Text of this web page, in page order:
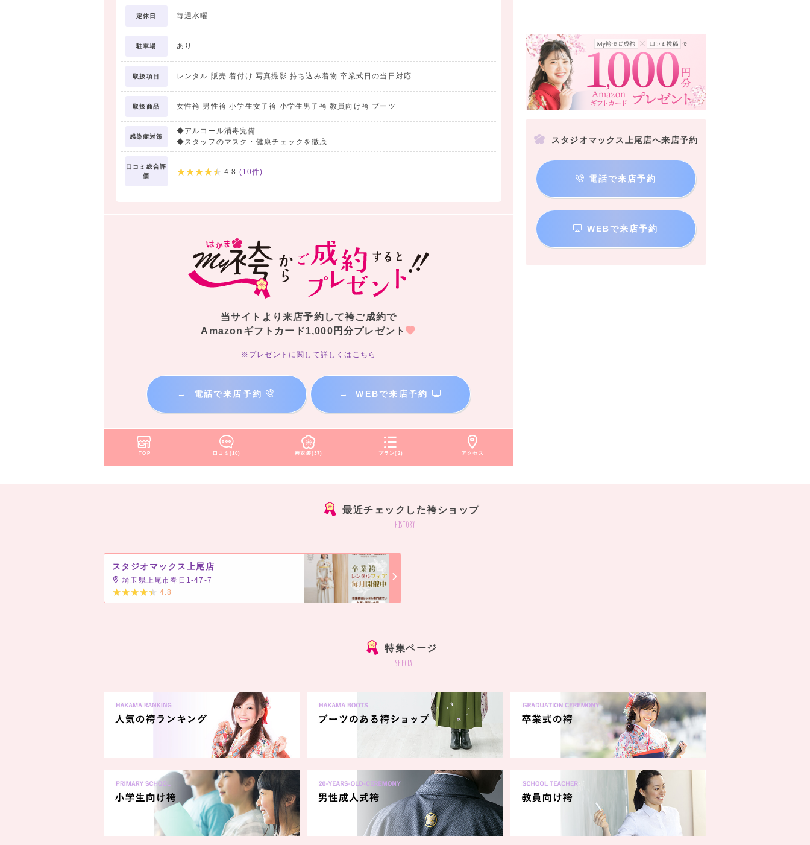
定休日 毎週水曜
駐車場 あり
取扱項目 レンタル 販売 着付け 写真撮影 持ち込み着物 卒業式日の当日対応
取扱商品 女性袴 男性袴 小学生女子袴 小学生男子袴 教員向け袴 ブーツ
感染症対策
◆アルコール消毒完備
◆スタッフのマスク・健康チェックを徹底
口コミ総合評
価
4.8 (10件)
当サイトより来店予約して袴ご成約で
Amazonギフトカード1,000円分プレゼント
※プレゼントに関して詳しくはこちら
→ 電話で来店予約 → WEBで来店予約
TOP 口コミ(10) 袴衣装(37) プラン(2) アクセス
スタジオマックス上尾店へ来店予約
電話で来店予約
WEBで来店予約
最近チェックした袴ショップ
history
スタジオマックス上尾店
埼玉県上尾市春日1-47-7
4.8
特集ページ
special